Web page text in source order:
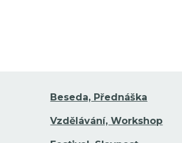
Beseda, Přednáška
Vzdělávání, Workshop